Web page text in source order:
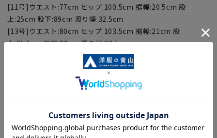
[11号]ウエスト:77cm ヒップ:100.5cm 裾幅:20.5cm 股
上:25cm 股下:89cm 渡り幅:32.5cm
[13号]ウエスト:80cm ヒップ:103.5cm 裾幅:21cm 股
上:25.5cm 股下:89cm 渡り幅:33.5cm
[15号]ウエスト:83cm ヒップ:106.5cm 裾幅:21.5cm 股
上:26cm 股下:91cm 渡り幅:34.5cm
[17号]ウエスト:86cm ヒップ:110.5cm 裾幅:22cm 股
上:26.5cm 股下:91cm 渡り幅:35.5cm
■こちらの商品はご購入時またはご購入後の裾上げが必要な商
品となります。裾上げテープは当サイトでご購入いただけま